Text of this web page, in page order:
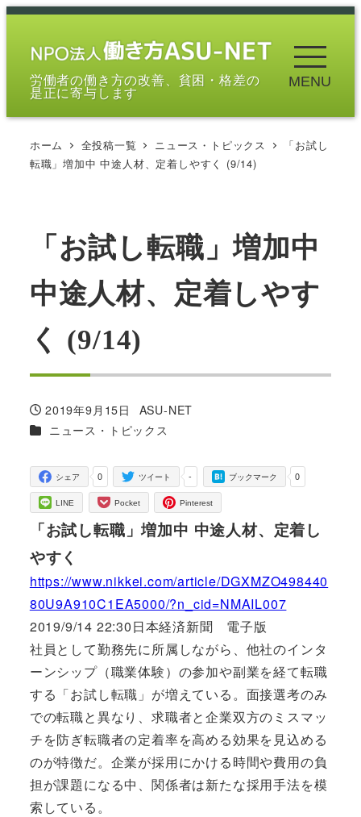
メ
労働者の働き方の改善、貧困・格差の
是正に寄与します
MENU
ホーム 全投稿一覧 ニュース・トピックス
「お試し
転職」増加中 中途人材、定着しやすく (9/14)
「お試し転職」増加中
中途人材、定着しやす
く (9/14)
投稿日
2019年9月15日
著
者
ASU-NET
カテゴリー
ニュース・トピックス
0
シェア -
ツイート 0
ブックマーク
LINE Pocket Pinterest
「お試し転職」増加中 中途人材、定着し
やすく
https://www.nikkei.com/article/DGXMZO498440
80U9A910C1EA5000/?n_cid=NMAIL007
2019/9/14 22:30日本経済新聞 電子版
社員として勤務先に所属しながら、他社のインタ
ーンシップ（職業体験）の参加や副業を経て転職
する「お試し転職」が増えている。面接選考のみ
での転職と異なり、求職者と企業双方のミスマッ
チを防ぎ転職者の定着率を高める効果を見込める
のが特徴だ。企業が採用にかける時間や費用の負
担が課題になる中、関係者は新たな採用手法を模
索している。